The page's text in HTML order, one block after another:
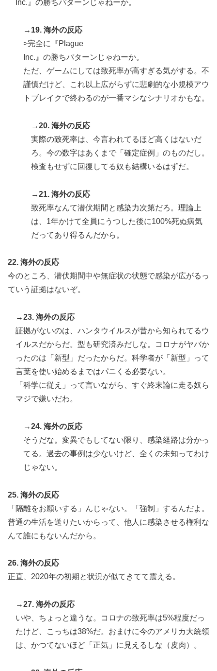
Inc.』の勝ちパターンじゃねーか。
→19. 海外の反応
>完全に『Plague
Inc.』の勝ちパターンじゃねーか。
ただ、ゲームにしては致死率が高すぎる気がする。不
謹慎だけど、これ以上広がらずに悲劇的な小規模アウ
トブレイクで終わるのが一番マシなシナリオかもな。
→20. 海外の反応
実際の致死率は、今言われてるほど高くはないだ
ろ。今の数字はあくまで「確定症例」のものだし。
検査もせずに回復してる奴も結構いるはずだ。
→21. 海外の反応
致死率なんて潜伏期間と感染力次第だろ。理論上
は、1年かけて全員にうつした後に100%死ぬ病気
だってあり得るんだから。
22. 海外の反応
今のところ、潜伏期間中や無症状の状態で感染が広がるっ
ていう証拠はないぞ。
→23. 海外の反応
証拠がないのは、ハンタウイルスが昔から知られてるウ
イルスだからだ。型も研究済みだしな。コロナがヤバか
ったのは「新型」だったからだ。科学者が「新型」って
言葉を使い始めるまではパニくる必要ない。
「科学に従え」って言いながら、すぐ終末論に走る奴ら
マジで嫌いだわ。
→24. 海外の反応
そうだな。変異でもしてない限り、感染経路は分かっ
てる。過去の事例は少ないけど、全くの未知ってわけ
じゃない。
25. 海外の反応
「隔離をお願いする」んじゃない。「強制」するんだよ。
普通の生活を送りたいからって、他人に感染させる権利な
んて誰にもないんだから。
26. 海外の反応
正直、2020年の初期と状況が似てきてて震える。
→27. 海外の反応
いや、ちょっと違うな。コロナの致死率は5%程度だっ
たけど、こっちは38%だ。おまけに今のアメリカ大統領
は、かつてないほど「正気」に見えるしな（皮肉）。